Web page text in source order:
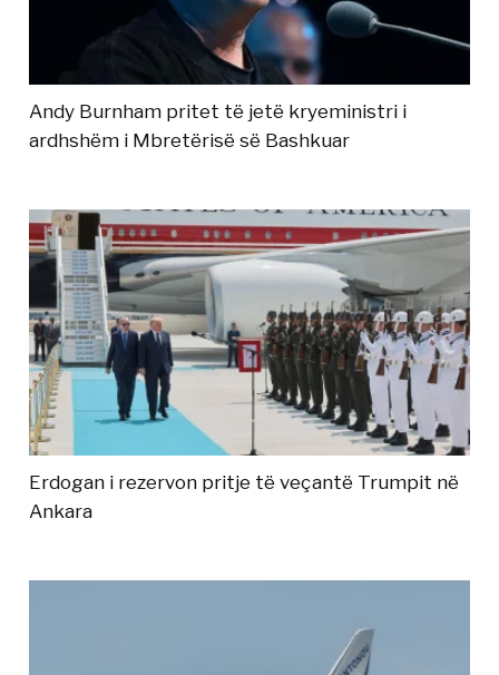
Andy Burnham pritet të jetë kryeministri i
ardhshëm i Mbretërisë së Bashkuar
Erdogan i rezervon pritje të veçantë Trumpit në
Ankara